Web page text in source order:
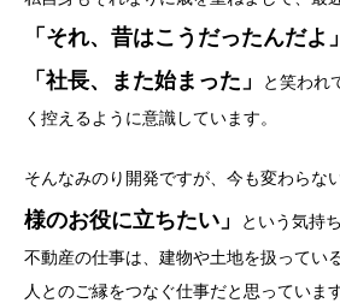
「それ、昔はこうだったんだよ」
「社長、また始まった」
と笑われ
く控えるように意識しています。
そんなみのり開発ですが、今も変わらな
様のお役に立ちたい」
という気持
不動産の仕事は、建物や土地を扱ってい
人とのご縁をつなぐ仕事だと思っています